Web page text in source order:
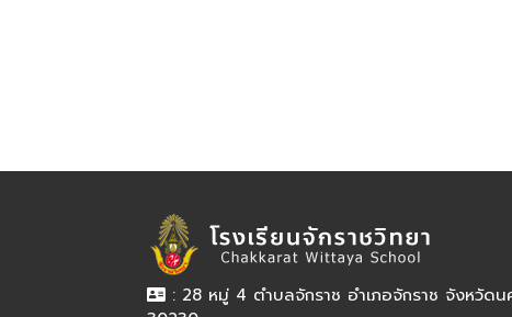
: 28 หมู่ 4 ตำบลจักราช อำเภอจักราช จังหวัด